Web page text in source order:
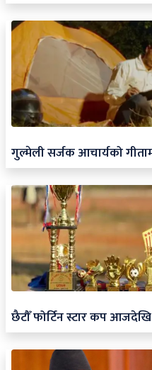
गुल्मेली सर्जक आचार्यको
छैटौँ फोर्टिन स्टार कप